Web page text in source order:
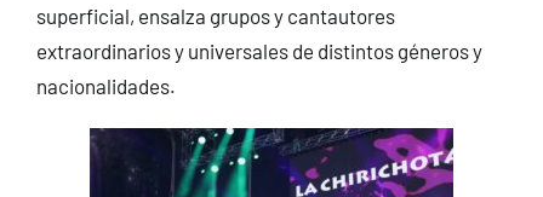
superficial, ensalza grupos y cantautores
extraordinarios y universales de distintos géneros y
nacionalidades.